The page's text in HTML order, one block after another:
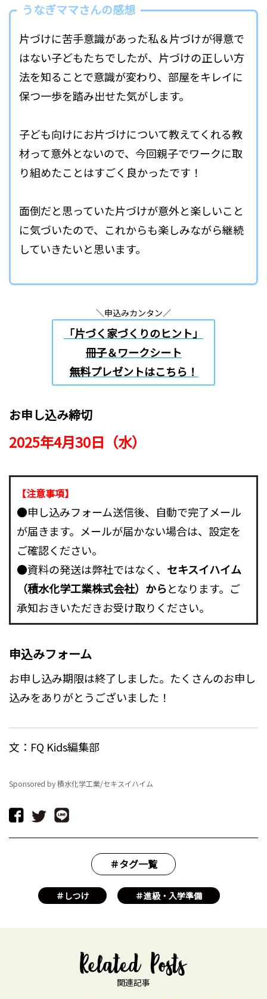
うなぎママさんの感想
片づけに苦手意識があった私＆片づけが得意で
はない子どもたちでしたが、片づけの正しい方
法を知ることで意識が変わり、部屋をキレイに
保つ一歩を踏み出せた気がします。
子ども向けにお片づけについて教えてくれる教
材って意外とないので、今回親子でワークに取
り組めたことはすごく良かったです！
面倒だと思っていた片づけが意外と楽しいこと
に気づいたので、これからも楽しみながら継続
していきたいと思います。
＼申込みカンタン／
「片づく家づくりのヒント」
冊子＆ワークシート
無料プレゼントはこちら！
お申し込み締切
2025年4月30日（水）
【注意事項】
●申し込みフォーム送信後、自動で完了メール
が届きます。メールが届かない場合は、設定を
ご確認ください。
●資料の発送は弊社ではなく、 セキスイハイム
（積水化学工業株式会社）からとなります。ご
承知おきいただきお受け取りください。
申込みフォーム
お申し込み期限は終了しました。たくさんのお申し
込みをありがとうございました！
文：FQ Kids編集部
Sponsored by 積水化学工業/セキスイハイム
＃タグ一覧
＃しつけ ＃進級・入学準備
関連記事